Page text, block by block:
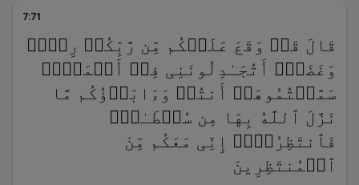
7:71
قَالَ قَدۡ وَقَعَ عَلَیۡكُم مِّن رَّبِّكُمۡ رِجۡسࣱ
وَغَضَبٌۖ أَتُجَـٰدِلُونَنِی فِیۤ أَسۡمَاۤءࣲ
سَمَّیۡتُمُوهَاۤ أَنتُمۡ وَءَابَاۤؤُكُم مَّا
نَزَّلَ ٱللَّهُ بِهَا مِن سُلۡطَـٰنࣲۚ
فَٱنتَظِرُوۤا۟ إِنِّی مَعَكُم مِّنَ
ٱلۡمُنتَظِرِینَ